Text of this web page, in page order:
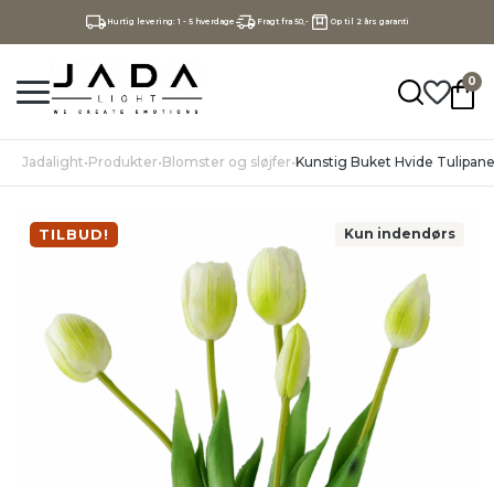
Hurtig levering: 1 - 5 hverdage Fragt fra 50,- Op til 2 års garanti
0
Jadalight•Produkter•Blomster og sløjfer•Kunstig Buket Hvide
Kun indendørs
TILBUD!